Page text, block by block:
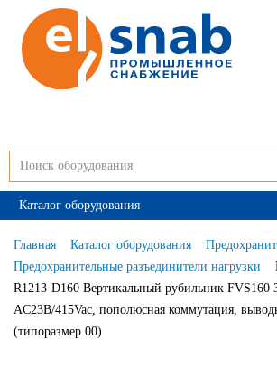
Каталог оборудования
Главная Каталог оборудования
Предохранительные разъединители нагрузки
R1213-D160 Вертикальный рубильник FVS160
AC23B/415Vac, пополюсная коммутация,
(типоразмер 00)